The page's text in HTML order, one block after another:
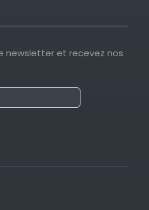
newsletter et recevez nos